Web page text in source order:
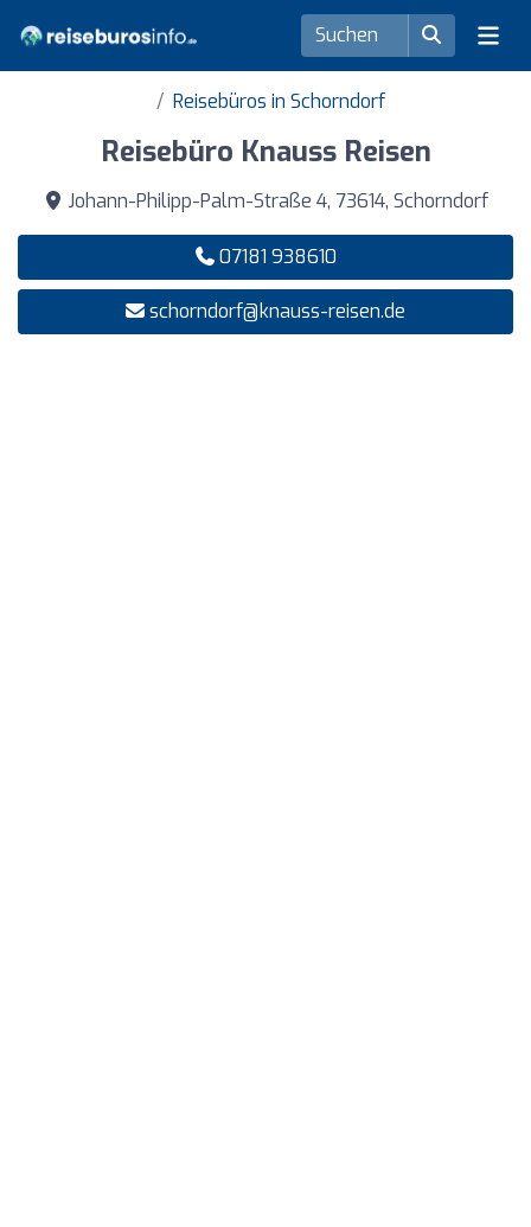
Reisebüros in Schorndorf
Reisebüro Knauss Reisen
Johann-Philipp-Palm-Straße 4, 73614, Schorndorf
07181 938610
schorndorf@knauss-reisen.de